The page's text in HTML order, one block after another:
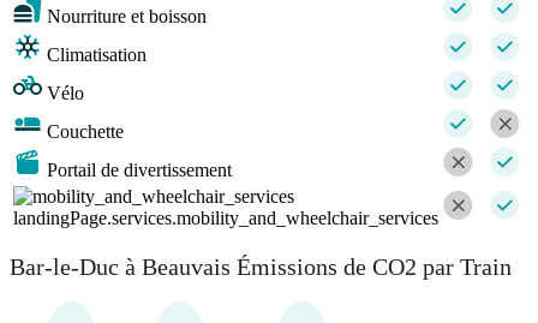
Nourriture et boisson
Climatisation
Vélo
Couchette
Portail de divertissement
landingPage.services.mobility_and_wheelchair_services
Bar-le-Duc à Beauvais Émissions de CO2 par Train